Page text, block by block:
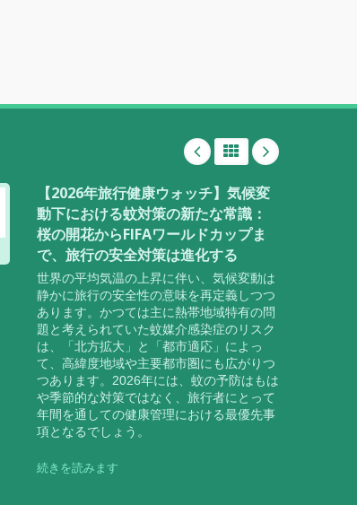
【2026年旅行健康ウォッチ】気候変
動下における蚊対策の新たな常識：
桜の開花からFIFAワールドカップま
で、旅行の安全対策は進化する
世界の平均気温の上昇に伴い、気候変動は
静かに旅行の安全性の意味を再定義しつつ
あります。かつては主に熱帯地域特有の問
題と考えられていた蚊媒介感染症のリスク
は、「北方拡大」と「都市適応」によっ
て、高緯度地域や主要都市圏にも広がりつ
つあります。2026年には、蚊の予防はもは
や季節的な対策ではなく、旅行者にとって
年間を通しての健康管理における最優先事
項となるでしょう。
続きを読みます